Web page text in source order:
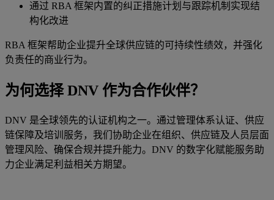
通过 RBA 框架内置的纠正措施计划与跟踪机制实现结
构化改进
RBA 框架帮助企业提升全球供应链的可持续性绩效，并强化
负责任的商业行为。
为何选择 DNV 作为合作伙伴？
DNV 是全球领先的认证机构之一。通过管理体系认证、供应
链保障及培训服务，我们协助企业在组织、供应链及人员层面
管理风险、确保合规并提升能力。DNV 的数字化赋能服务助
力企业满足利益相关方期望。